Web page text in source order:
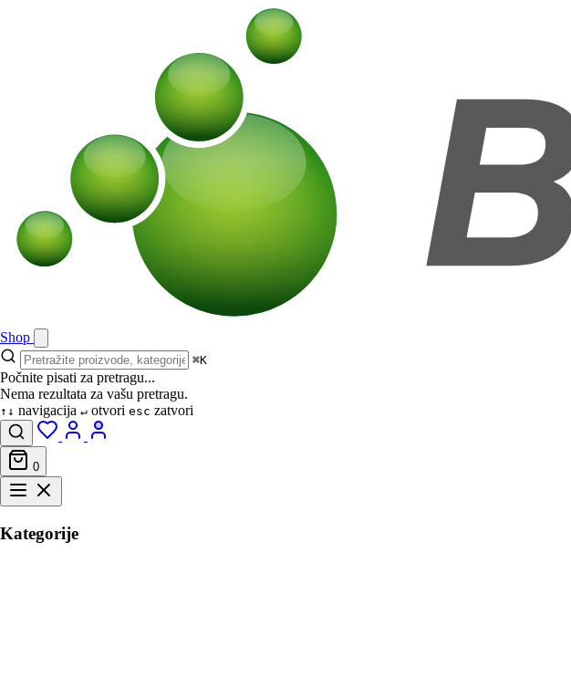
Shop
⌘K
Počnite pisati za pretragu...
Nema rezultata za vašu pretragu.
↑↓ navigacija ↵ otvori esc zatvori
0
Kategorije